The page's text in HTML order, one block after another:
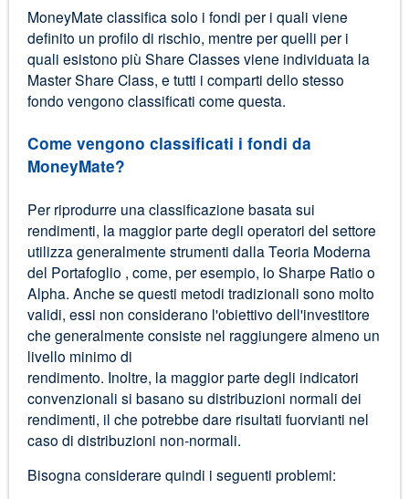
MoneyMate classifica solo i fondi per i quali viene
definito un profilo di rischio, mentre per quelli per i
quali esistono più Share Classes viene individuata la
Master Share Class, e tutti i comparti dello stesso
fondo vengono classificati come questa.
Come vengono classificati i fondi da
MoneyMate?
Per riprodurre una classificazione basata sui
rendimenti, la maggior parte degli operatori del settore
utilizza generalmente strumenti dalla Teoria Moderna
del Portafoglio , come, per esempio, lo Sharpe Ratio o
Alpha. Anche se questi metodi tradizionali sono molto
validi, essi non considerano l'obiettivo dell'investitore
che generalmente consiste nel raggiungere almeno un
livello minimo di
rendimento. Inoltre, la maggior parte degli indicatori
convenzionali si basano su distribuzioni normali dei
rendimenti, il che potrebbe dare risultati fuorvianti nel
caso di distribuzioni non-normali.
Bisogna considerare quindi i seguenti problemi: